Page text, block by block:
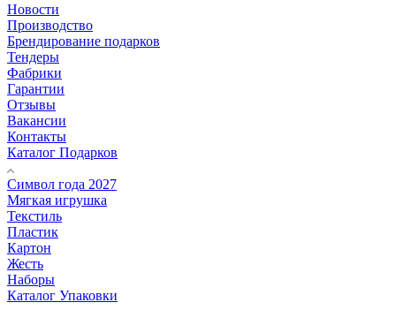
Новости
Производство
Брендирование подарков
Тендеры
Фабрики
Гарантии
Отзывы
Вакансии
Контакты
Каталог Подарков
Символ года 2027
Мягкая игрушка
Текстиль
Пластик
Картон
Жесть
Наборы
Каталог Упаковки